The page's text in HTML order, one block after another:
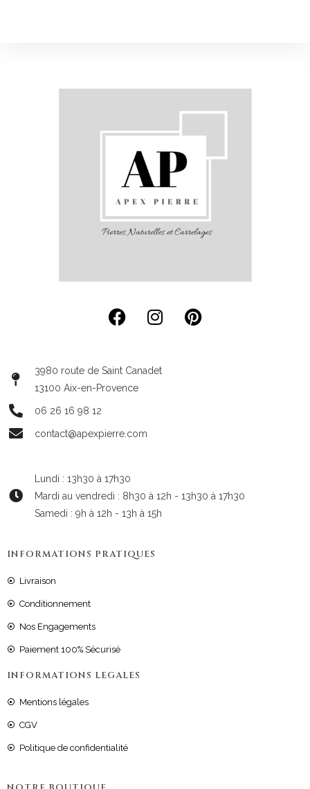
3980 route de Saint Canadet
13100 Aix-en-Provence
06 26 16 98 12
contact@apexpierre.com
Lundi : 13h30 à 17h30
Mardi au vendredi : 8h30 à 12h - 13h30 à 17h30
Samedi : 9h à 12h - 13h à 15h
INFORMATIONS PRATIQUES
Livraison
Conditionnement
Nos Engagements
Paiement 100% Sécurisé
INFORMATIONS LEGALES
Mentions légales
CGV
Politique de confidentialité